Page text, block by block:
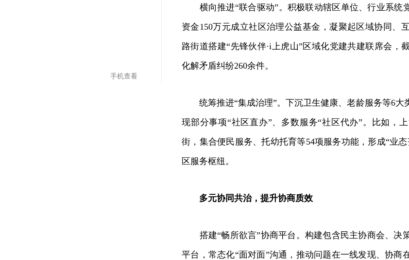
手机查看
横向推进“联合驱动”。积极联动辖区单位、行业系统
资金150万元成立社区治理公益基金，凝聚起区域协同、
路街道搭建“先锋伙伴·i上虎山”区域化党建共建联席会，
化解矛盾纠纷260余件。
统筹推进“集成治理”。下沉卫生健康、老龄服务等6大
现部分事项“社区直办”、多数服务“社区代办”。比如，
街，集合便民服务、托幼托育等54项服务功能，形成“业
区服务枢纽。
多元协同共治，提升协商质效
搭建“畅所欲言”协商平台。构建包含民主协商会、决
平台，常态化“面对面”沟通，推动问题在一线发现、协商